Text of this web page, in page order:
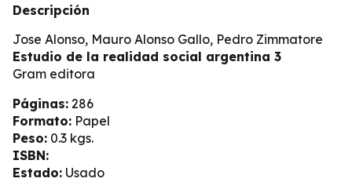
Descripción
Jose Alonso, Mauro Alonso Gallo, Pedro Zimmatore
Estudio de la realidad social argentina 3
Gram editora
Páginas: 286
Formato: Papel
Peso: 0.3 kgs.
ISBN:
Estado: Usado